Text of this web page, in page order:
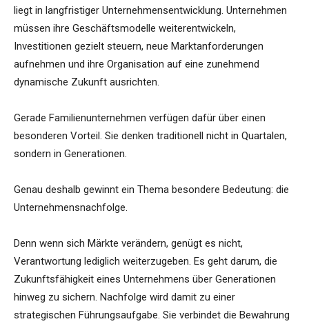
liegt in langfristiger Unternehmensentwicklung. Unternehmen
müssen ihre Geschäftsmodelle weiterentwickeln,
Investitionen gezielt steuern, neue Marktanforderungen
aufnehmen und ihre Organisation auf eine zunehmend
dynamische Zukunft ausrichten.
Gerade Familienunternehmen verfügen dafür über einen
besonderen Vorteil. Sie denken traditionell nicht in Quartalen,
sondern in Generationen.
Genau deshalb gewinnt ein Thema besondere Bedeutung: die
Unternehmensnachfolge.
Denn wenn sich Märkte verändern, genügt es nicht,
Verantwortung lediglich weiterzugeben. Es geht darum, die
Zukunftsfähigkeit eines Unternehmens über Generationen
hinweg zu sichern. Nachfolge wird damit zu einer
strategischen Führungsaufgabe. Sie verbindet die Bewahrung